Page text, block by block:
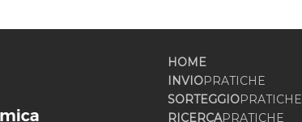
HOME
INVIOPRATICHE
SORTEGGIOPRATICHE
RICERCAPRATICHE